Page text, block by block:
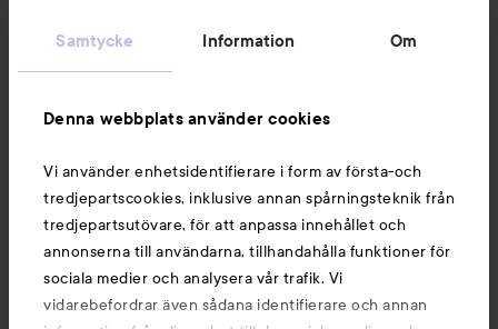
Samtycke Information Om
Denna webbplats använder cookies
Vi använder enhetsidentifierare i form av första-och
tredjepartscookies, inklusive annan spårningsteknik från
tredjepartsutövare, för att anpassa innehållet och
annonserna till användarna, tillhandahålla funktioner för
sociala medier och analysera vår trafik. Vi
vidarebefordrar även sådana identifierare och annan
Du kanske också gillar